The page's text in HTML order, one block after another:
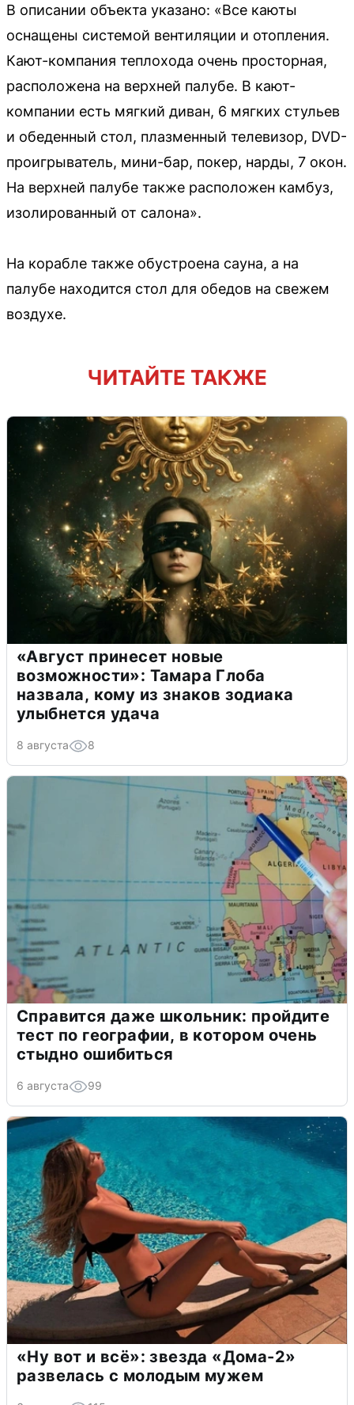
В описании объекта указано: «Все каюты
оснащены системой вентиляции и отопления.
Кают-компания теплохода очень просторная,
расположена на верхней палубе. В кают-
компании есть мягкий диван, 6 мягких стульев
и обеденный стол, плазменный телевизор, DVD-
проигрыватель, мини-бар, покер, нарды, 7 окон.
На верхней палубе также расположен камбуз,
изолированный от салона».
На корабле также обустроена сауна, а на
палубе находится стол для обедов на свежем
воздухе.
ЧИТАЙТЕ ТАКЖЕ
«Август принесет новые
возможности»: Тамара Глоба
назвала, кому из знаков зодиака
улыбнется удача
8 августа 8
Справится даже школьник: пройдите
тест по географии, в котором очень
стыдно ошибиться
6 августа 99
«Ну вот и всё»: звезда «Дома-2»
развелась с молодым мужем